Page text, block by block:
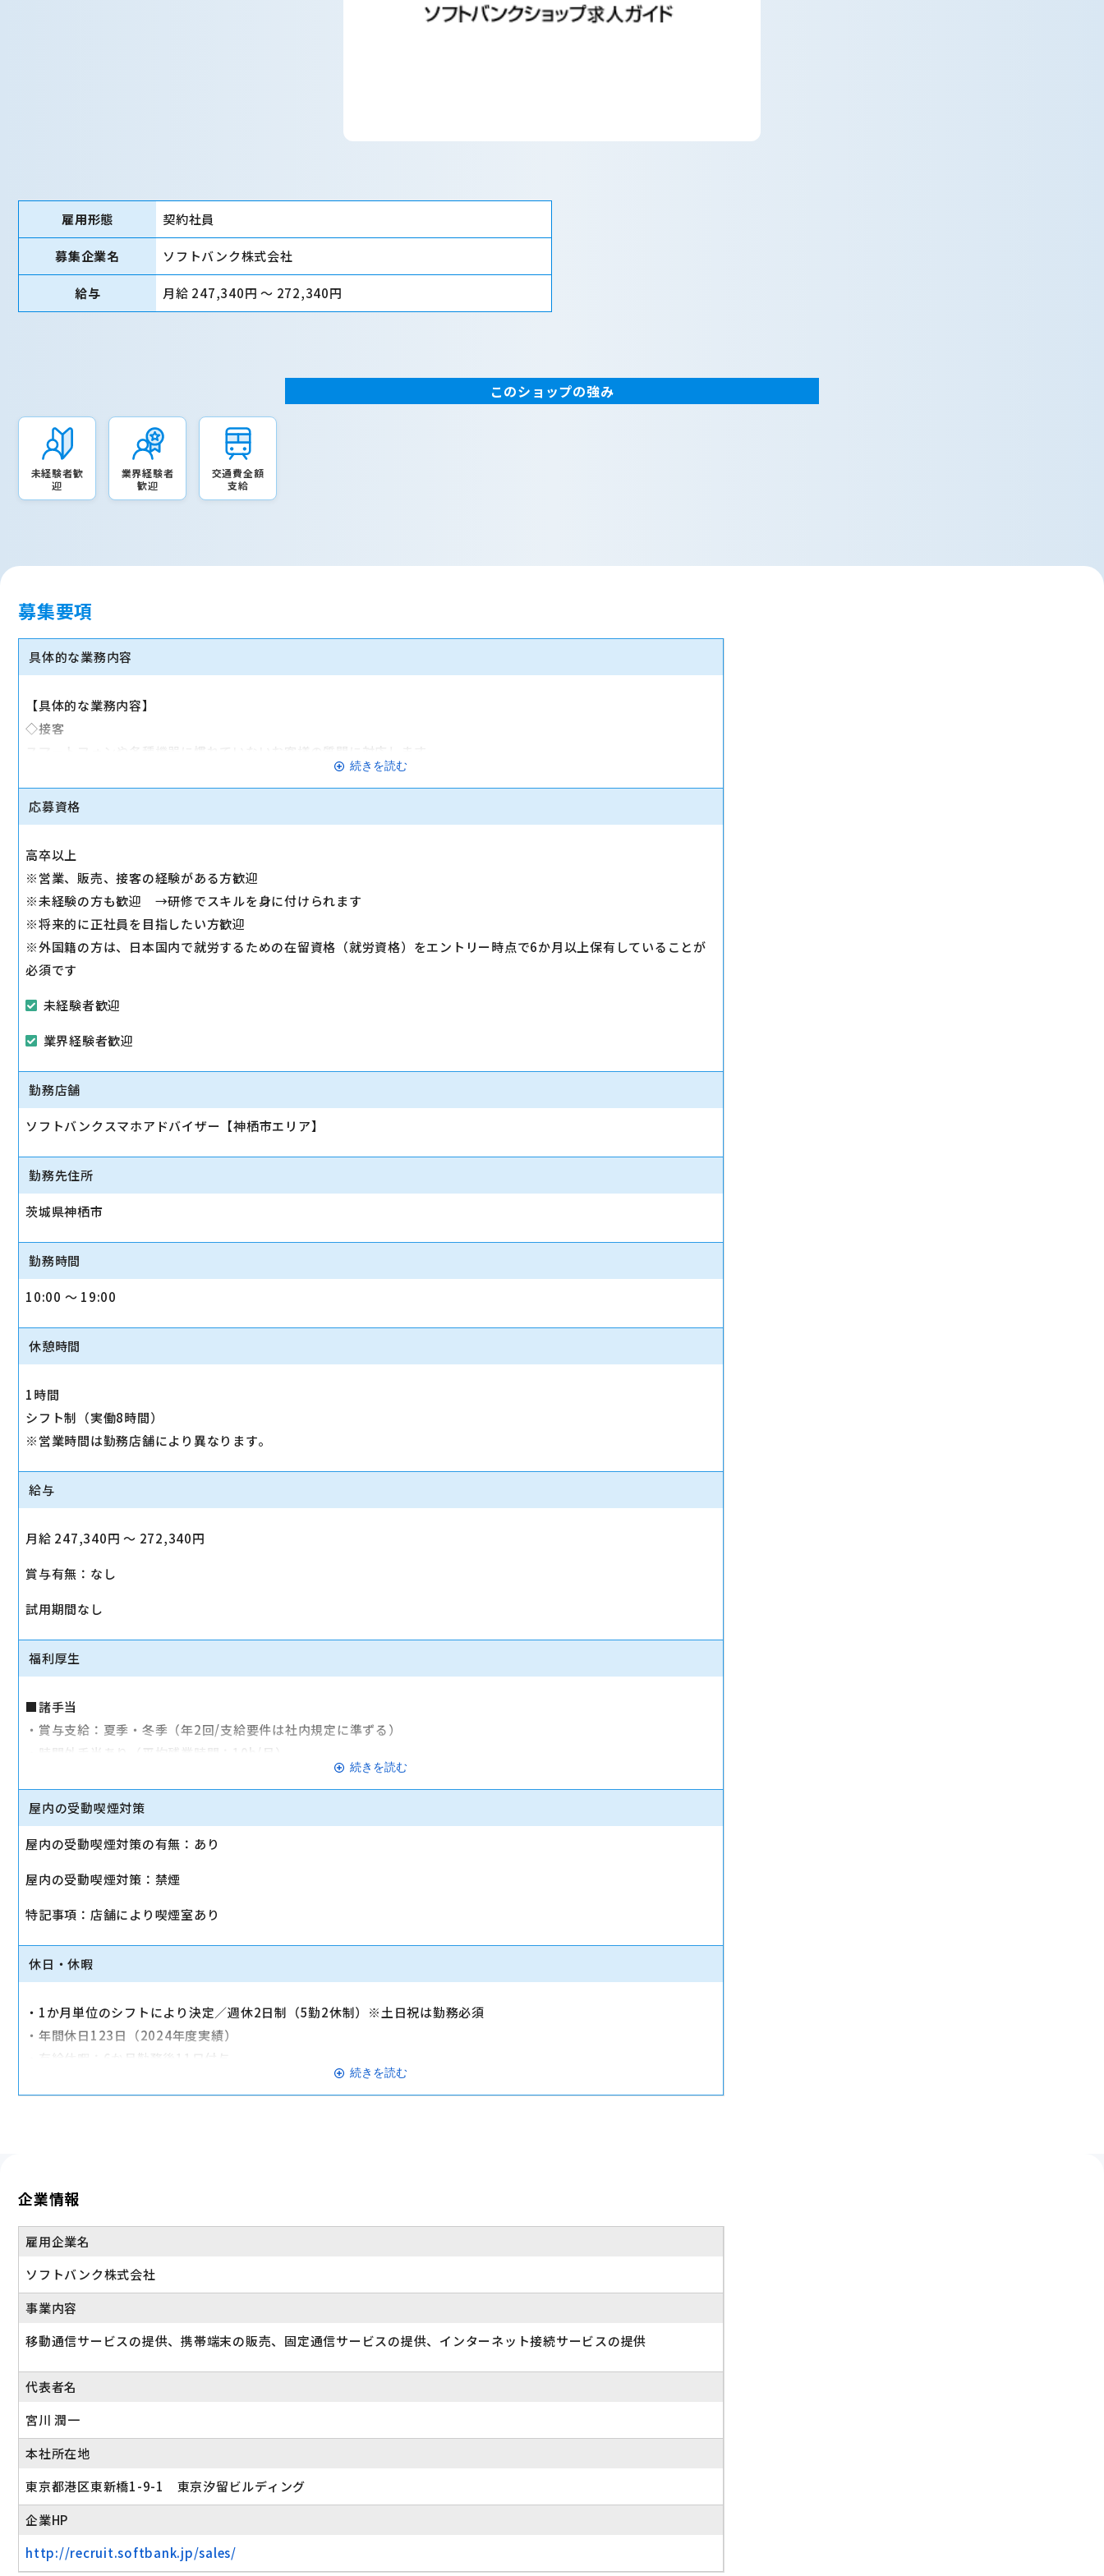
雇用形態 契約社員
募集企業名 ソフトバンク株式会社
給与 月給 247,340円 〜 272,340円
このショップの強み
未経験者歓
迎
業界経験者
歓迎
交通費全額
支給
募集要項
具体的な業務内容
【具体的な業務内容】
◇接客
スマートフォンや各種機器に慣れていないお客様の質問に対応します。
1日2～3回、スマホ教室を開催します。
◇注力サービスのご提案
スマホ教室を通して「PayPay」「Yahoo!ショッピング」「LINE」など、おススメサービスを体験いただきながら提案
します。
続きを読む
応募資格
高卒以上
※営業、販売、接客の経験がある方歓迎
※未経験の方も歓迎 →研修でスキルを身に付けられます
※将来的に正社員を目指したい方歓迎
※外国籍の方は、日本国内で就労するための在留資格（就労資格）をエントリー時点で6か月以上保有していることが
必須です
未経験者歓迎
業界経験者歓迎
勤務店舗
ソフトバンクスマホアドバイザー【神栖市エリア】
勤務先住所
茨城県神栖市
勤務時間
10:00 〜 19:00
休憩時間
1時間
シフト制（実働8時間）
※営業時間は勤務店舗により異なります。
給与
月給 247,340円 〜 272,340円
賞与有無：なし
試用期間なし
福利厚生
■諸手当
・賞与支給：夏季・冬季（年2回/支給要件は社内規定に準ずる）
・時間外手当あり（平均残業時間：10h/月）
■その他
・入社時に研修有（職種・地域によって研修日程が異なる）
・福利厚生制度あり（自社インターネット優待制度等）
交通費全額支給
続きを読む
屋内の受動喫煙対策
屋内の受動喫煙対策の有無：あり
屋内の受動喫煙対策：禁煙
特記事項：店舗により喫煙室あり
休日・休暇
・1か月単位のシフトにより決定／週休2日制（5勤2休制）※土日祝は勤務必須
・年間休日123日（2024年度実績）
・有給休暇：6か月勤務後11日付与
・特別有給休暇：結婚休暇・配偶者出産休暇・交通遮断休暇・忌引休暇
続きを読む
企業情報
雇用企業名
ソフトバンク株式会社
事業内容
移動通信サービスの提供、携帯端末の販売、固定通信サービスの提供、インターネット接続サービスの提供
代表者名
宮川 潤一
本社所在地
東京都港区東新橋1-9-1 東京汐留ビルディング
企業HP
http://recruit.softbank.jp/sales/